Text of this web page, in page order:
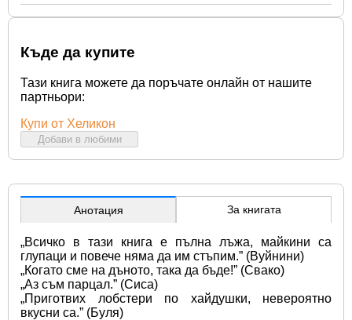
Къде да купите
Тази книга можете да поръчате онлайн от нашите
партньори:
Купи от Хеликон
Добави в любими
Анотация За книгата
„Всичко в тази книга е пълна лъжа, майкини са
глупаци и повече няма да им стъпим.” (Вуйнини)
„Когато сме на дъното, така да бъде!” (Свако)
„Аз съм парцал.” (Сиса)
„Приготвих лобстери по хайдушки, невероятно
вкусни са.” (Буля)